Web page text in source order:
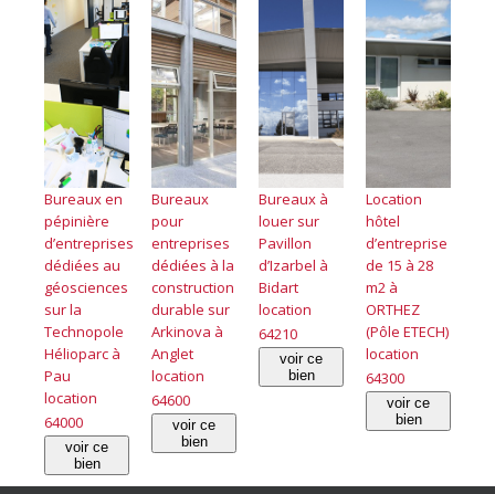
Bureaux en
pépinière
d’entreprises
dédiées au
géosciences
sur la
Technopole
Hélioparc à
Pau
location
64000
voir ce
bien
Bureaux
pour
entreprises
dédiées à la
construction
durable sur
Arkinova à
Anglet
location
64600
voir ce
bien
Bureaux à
louer sur
Pavillon
d’Izarbel à
Bidart
location
64210
voir ce
bien
Location
hôtel
d’entreprise
de 15 à 28
m2 à
ORTHEZ
(Pôle ETECH)
location
64300
voir ce
bien